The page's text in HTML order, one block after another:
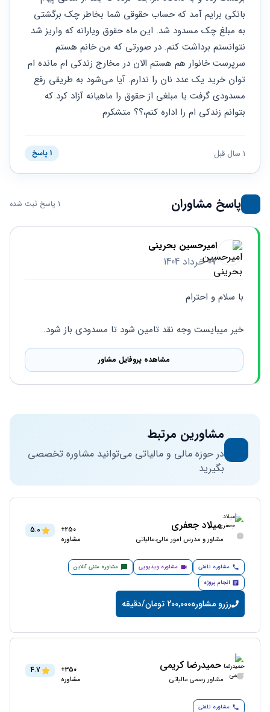
برنامه نویسی
طلاق
حقوقی
مهریه
حقوقی
خانواده
حقوقی
کسب
و کار
سئو و
بهینه
سازی
سایت
ثبت
شرکت
بتوانم زندکی ام را اداره کنم،؟؟ متشکرم
1 سال قبل 1 پاسخ
پاسخ مشاوران 1 پاسخ ثبت شده
امیرحسین بحرینی
07 خرداد 1404
با سلام و احترام
خیر میبایست وجه نقد تامین شود تا مسدودی باز شود.
مشاهده پروفایل مشاور
مشاورین مرتبط
در حوزه مالی و مالیاتی می‌توانید مشاوره تخصصی
بگیرید
میلاد جعفری
مشاور و مدرس امور مالی،مالیاتی
250+
مشاوره
5.0
مشاوره تلفنی مشاوره ویدیویی
مشاوره متنی آنلاین
انجام پروژه
رزرو مشاوره200,000 تومان/دقیقه
حمیدرضا کریمی
مشاور رسمی مالیاتی
350+
مشاوره
4.7
مشاوره تلفنی